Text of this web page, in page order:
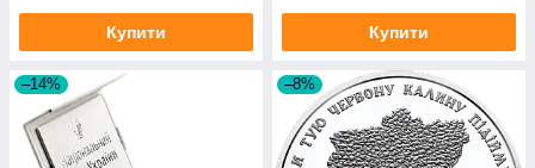
Купити Купити
–14% –8%